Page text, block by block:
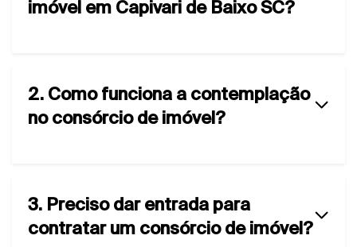
imóvel em Capivari de Baixo SC?
2. Como funciona a contemplação
no consórcio de imóvel?
3. Preciso dar entrada para
contratar um consórcio de imóvel?